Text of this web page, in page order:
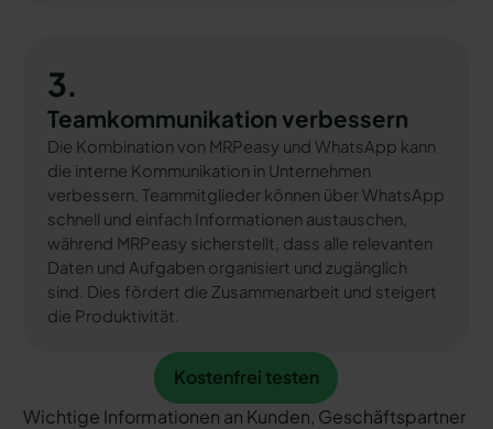
3.
Teamkommunikation verbessern
Die Kombination von MRPeasy und WhatsApp kann
die interne Kommunikation in Unternehmen
verbessern. Teammitglieder können über WhatsApp
schnell und einfach Informationen austauschen,
während MRPeasy sicherstellt, dass alle relevanten
Daten und Aufgaben organisiert und zugänglich
sind. Dies fördert die Zusammenarbeit und steigert
die Produktivität.
Kostenfrei testen
Kostenfrei testen
Wichtige Informationen an Kunden, Geschäftspartner